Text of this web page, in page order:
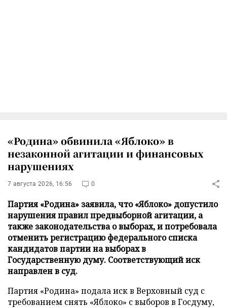
«Родина» обвинила «Яблоко» в
незаконной агитации и финансовых
нарушениях
7 августа 2026, 16:56 0
Партия «Родина» заявила, что «Яблоко» допустило
нарушения правил предвыборной агитации, а
также законодательства о выборах, и потребовала
отменить регистрацию федерального списка
кандидатов партии на выборах в
Государственную думу. Соответствующий иск
направлен в суд.
Партия «Родина» подала иск в Верховный суд с
требованием снять «Яблоко» с выборов в Госдуму,